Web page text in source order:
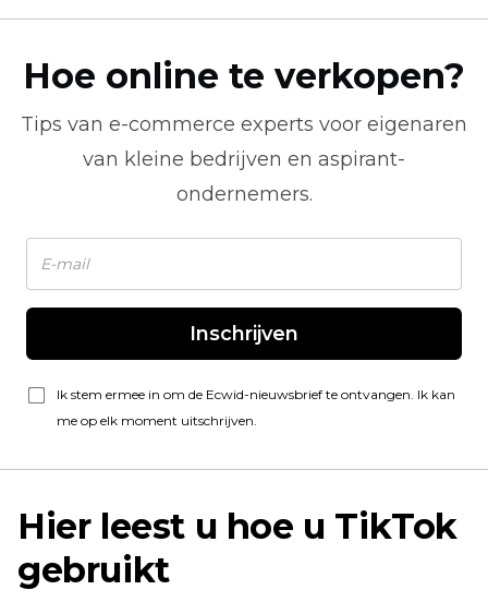
Hoe online te verkopen?
Tips van e-commerce experts voor eigenaren
van kleine bedrijven en aspirant-
ondernemers.
Inschrijven
Ik stem ermee in om de Ecwid-nieuwsbrief te ontvangen. Ik kan
me op elk moment uitschrijven.
Hier leest u hoe u TikTok
gebruikt